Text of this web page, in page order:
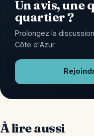
Un avis, une
quartier ?
Prolongez la
Côte d'Azur.
À lire aussi